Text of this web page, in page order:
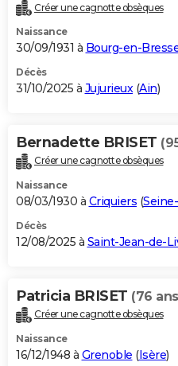
Créer une cagnotte obsèques
Naissance
30/09/1931 à Bourg-en-
Décès
31/10/2025 à Jujurieux(Ain)
Bernadette BRISET
Créer une cagnotte obsèques
Naissance
08/03/1930 à Criquiers (
Décès
12/08/2025 à Saint-Jean-de-
Patricia BRISET (76
Créer une cagnotte obsèques
Naissance
16/12/1948 à Grenoble (Isère)